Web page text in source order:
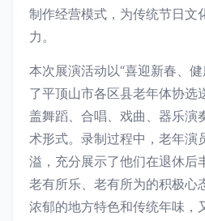
制作经营模式，为传统节日文
力。
本次展演活动以“喜迎新春、
了平顶山市各区县老年体协选
盖舞蹈、合唱、戏曲、器乐演
术形式。录制过程中，老年演
溢，充分展示了他们在退休后
老有所乐、老有所为的积极心
浓郁的地方特色和传统年味，